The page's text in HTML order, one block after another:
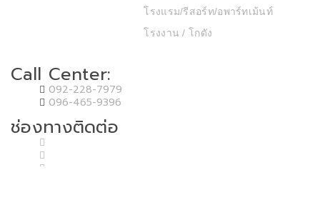
โรงแรม/รีสอร์ท/อพาร์ทเม้นท์
โรงงาน / โกดัง
Call Center:
092-228-7979
096-465-9396
ช่องทางติดต่อ